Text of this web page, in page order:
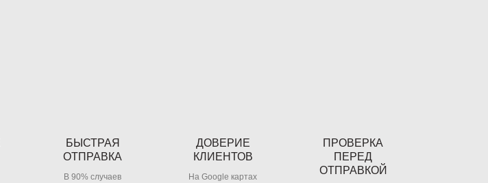
БЫСТРАЯ
ОТПРАВКА
В 90% случаев
ДОВЕРИЕ
КЛИЕНТОВ
На Google картах
ПРОВЕРКА
ПЕРЕД
ОТПРАВКОЙ